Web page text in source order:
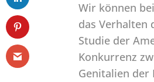
Wir können
das Verhalten
Studie der
Konkurrenz
Genitalien der